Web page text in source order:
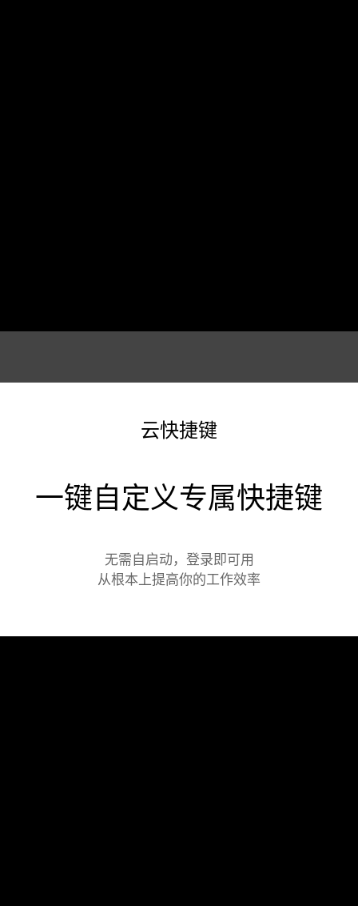
云快捷键
一键自定义专属快捷键
无需自启动，登录即可用
从根本上提高你的工作效率